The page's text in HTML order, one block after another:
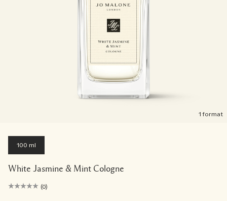
1 format
100 ml
White Jasmine & Mint Cologne
(0)